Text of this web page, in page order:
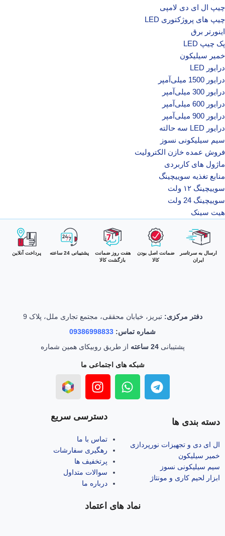
چیپ ال ای دی لامپی
چیپ‌ های پروژکتوری LED
اینورتر برق
پک چیپ LED
خمیر سیلیکون
درایور LED
درایور 1500 میلی‌آمپر
درایور 300 میلی‌آمپر
درایور 600 میلی‌آمپر
درایور 900 میلی‌آمپر
درایور LED سه حالته
سیم سیلیکونی نسوز
فروش عمده خازن الکترولیت
ماژول های کاربردی
منابع تغذیه سوییچینگ
سوییچینگ ۱۲ ولت
سوییچینگ 24 ولت
هیت سینک
ارسال به سرتاسر
ایران
ضمانت اصل بودن
کالا
هفت روز ضمانت
بازگشت کالا
پشتیبانی 24 ساعته پرداخت آنلاین
دفتر مرکزی: تبریز، خیابان محققی، مجتمع تجاری ملل، پلاک 9
شماره تماس: 09386998833
پشتیبانی24 ساعته از طریق روبیکای همین شماره
شبکه های اجتماعی ما
دسته بندی ها
ال‌ ای‌ دی و تجهیزات نورپردازی
خمیر سیلیکون
سیم سیلیکونی نسوز
ابزار لحیم کاری و مونتاژ
دسترسی سریع
تماس با ما
رهگیری سفارشات
پرتخفیف ها
سوالات متداول
درباره ما
نماد های اعتماد